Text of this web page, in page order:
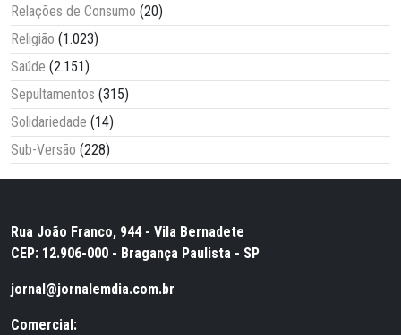
Relações de Consumo (20)
Religião (1.023)
Saúde (2.151)
Sepultamentos (315)
Solidariedade (14)
Sub-Versão (228)
Rua João Franco, 944 - Vila Bernadete
CEP: 12.906-000 - Bragança Paulista - SP
jornal@jornalemdia.com.br
Comercial: